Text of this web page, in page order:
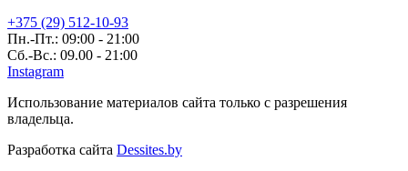
+375 (29) 512-10-93
Пн.-Пт.: 09:00 - 21:00
Сб.-Вс.: 09.00 - 21:00
Instagram
Использование материалов сайта только с разрешения
владельца.
Разработка сайта Dessites.by